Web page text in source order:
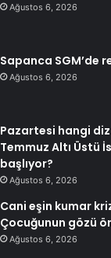
Ağustos 6, 2026
Sapanca SGM’de
Ağustos 6, 2026
Pazartesi hangi
Temmuz Altı Üstü
başlıyor?
Ağustos 6, 2026
Cani eşin kumar
Çocuğunun gözü
Ağustos 6, 2026